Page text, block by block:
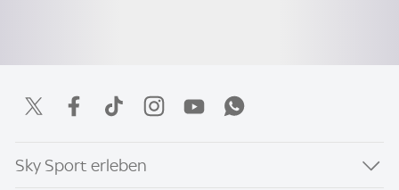
Sky Sport erleben